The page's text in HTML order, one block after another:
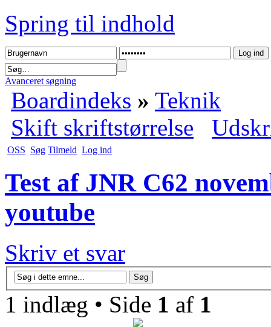
Spring til indhold
Avanceret søgning
Boardindeks » Teknik
Skift skriftstørrelse
OSS Søg Tilmeld Log ind
Test af JNR C62
youtube
Skriv et svar
1 indlæg • Side 1 af 1